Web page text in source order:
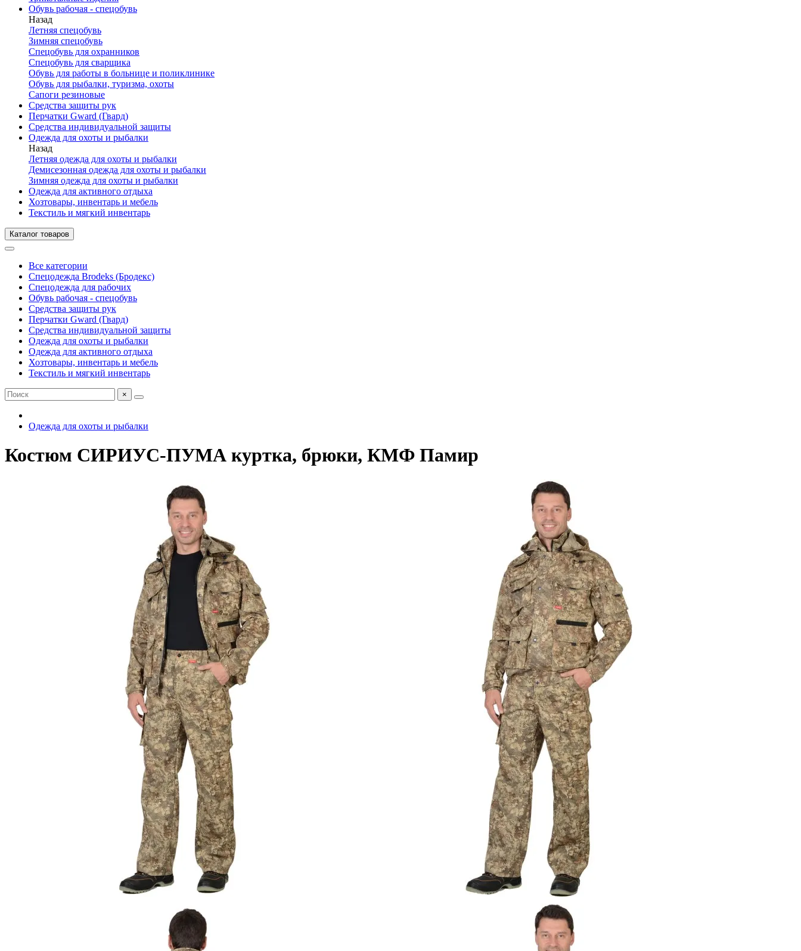
Обувь рабочая - спецобувь
Назад
Летняя спецобувь
Зимняя спецобувь
Спецобувь для охранников
Спецобувь для сварщика
Обувь для работы в больнице и поликлинике
Обувь для рыбалки, туризма, охоты
Сапоги резиновые
Средства защиты рук
Перчатки Gward (Гвард)
Средства индивидуальной защиты
Одежда для охоты и рыбалки
Назад
Летняя одежда для охоты и рыбалки
Демисезонная одежда для охоты и рыбалки
Зимняя одежда для охоты и рыбалки
Одежда для активного отдыха
Хозтовары, инвентарь и мебель
Текстиль и мягкий инвентарь
Каталог товаров
Все категории
Спецодежда Brodeks (Бродекс)
Спецодежда для рабочих
Обувь рабочая - спецобувь
Средства защиты рук
Перчатки Gward (Гвард)
Средства индивидуальной защиты
Одежда для охоты и рыбалки
Одежда для активного отдыха
Хозтовары, инвентарь и мебель
Текстиль и мягкий инвентарь
×
Одежда для охоты и рыбалки
Костюм СИРИУС-ПУМА куртка, брюки, КМФ Памир